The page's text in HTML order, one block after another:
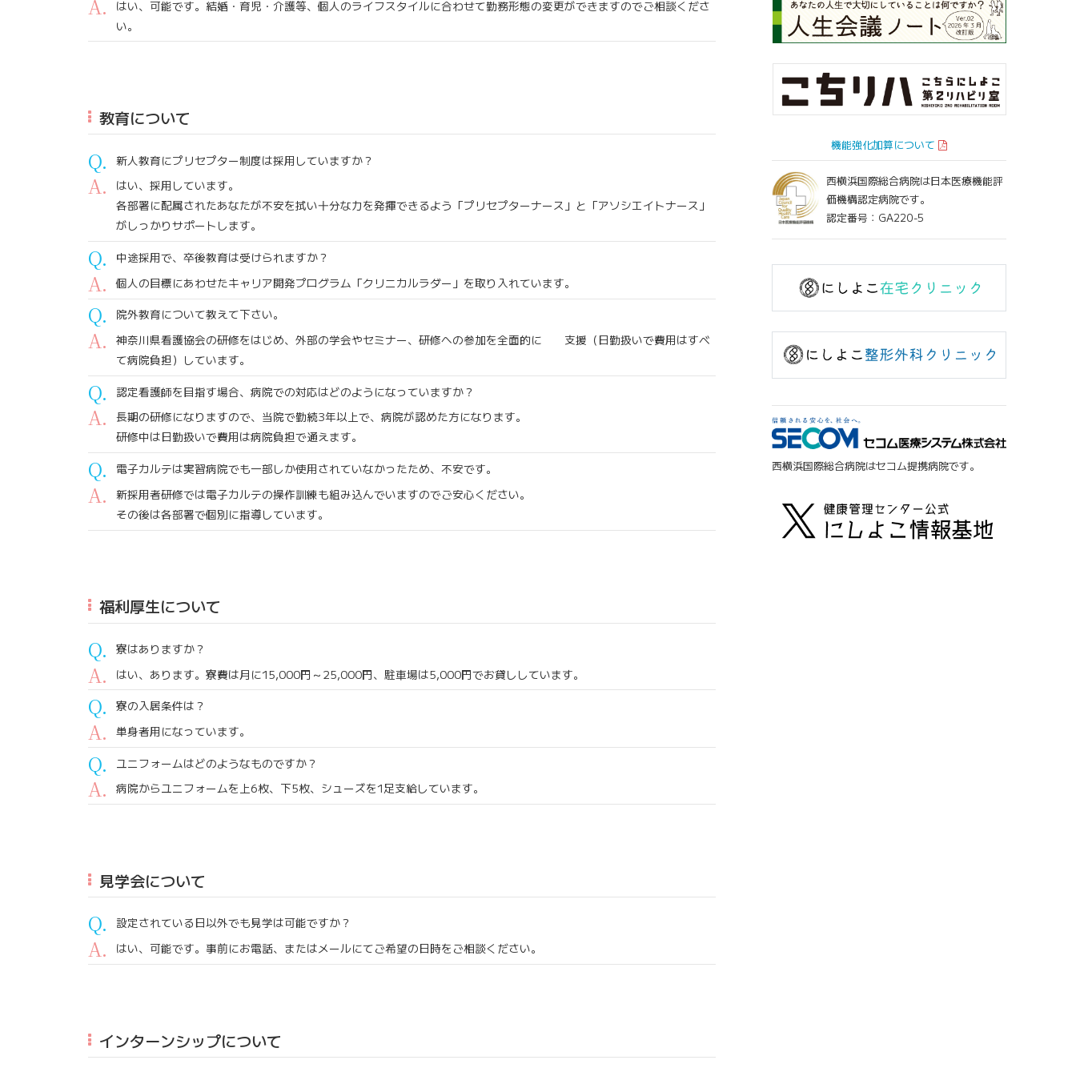
はい、可能です。結婚・育児・介護等、個人のライフスタイルに合わせて勤務形態の変更ができますのでご相談くださ
い。
教育について
新人教育にプリセプター制度は採用していますか？
はい、採用しています。
各部署に配属されたあなたが不安を拭い十分な力を発揮できるよう「プリセプターナース」と「アソシエイトナース」
がしっかりサポートします。
中途採用で、卒後教育は受けられますか？
個人の目標にあわせたキャリア開発プログラム「クリニカルラダー」を取り入れています。
院外教育について教えて下さい。
神奈川県看護協会の研修をはじめ、外部の学会やセミナー、研修への参加を全面的に 支援（日勤扱いで費用はすべ
て病院負担）しています。
認定看護師を目指す場合、病院での対応はどのようになっていますか？
長期の研修になりますので、当院で勤続3年以上で、病院が認めた方になります。
研修中は日勤扱いで費用は病院負担で通えます。
電子カルテは実習病院でも一部しか使用されていなかったため、不安です。
新採用者研修では電子カルテの操作訓練も組み込んでいますのでご安心ください。
その後は各部署で個別に指導しています。
福利厚生について
寮はありますか？
はい、あります。寮費は月に15,000円～25,000円、駐車場は5,000円でお貸ししています。
寮の入居条件は？
単身者用になっています。
ユニフォームはどのようなものですか？
病院からユニフォームを上6枚、下5枚、シューズを1足支給しています。
見学会について
設定されている日以外でも見学は可能ですか？
はい、可能です。事前にお電話、またはメールにてご希望の日時をご相談ください。
インターンシップについて
機能強化加算について
西横浜国際総合病院は日本医療機能評
価機構認定病院です。
認定番号：GA220-5
西横浜国際総合病院はセコム提携病院です。